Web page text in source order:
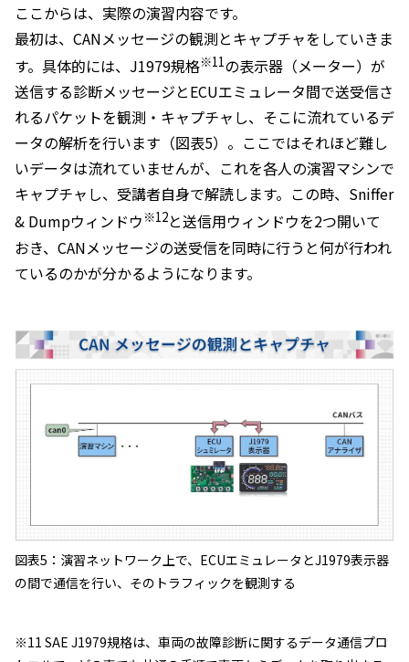
ここからは、実際の演習内容です。
最初は、CANメッセージの観測とキャプチャをしていきま
す。具体的には、J1979規格※11の表示器（メーター）が
送信する診断メッセージとECUエミュレータ間で送受信さ
れるパケットを観測・キャプチャし、そこに流れているデ
ータの解析を行います（図表5）。ここではそれほど難し
いデータは流れていませんが、これを各人の演習マシンで
キャプチャし、受講者自身で解読します。この時、Sniffer
& Dumpウィンドウ ※12と送信用ウィンドウを2つ開いて
おき、CANメッセージの送受信を同時に行うと何が行われ
ているのかが分かるようになります。
図表5：演習ネットワーク上で、ECUエミュレータとJ1979表示器
の間で通信を行い、そのトラフィックを観測する
※11 SAE J1979規格は、車両の故障診断に関するデータ通信プロ